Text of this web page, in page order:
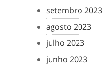
setembro 2023
agosto 2023
julho 2023
junho 2023